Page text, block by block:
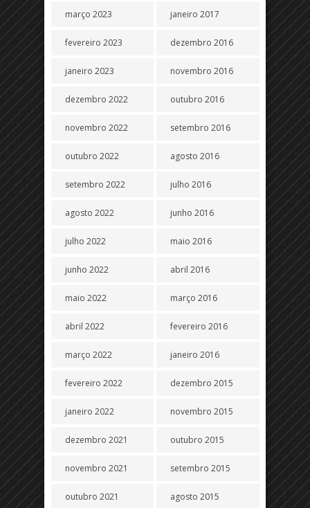
março 2023
fevereiro 2023
janeiro 2023
dezembro 2022
novembro 2022
outubro 2022
setembro 2022
agosto 2022
julho 2022
junho 2022
maio 2022
abril 2022
março 2022
fevereiro 2022
janeiro 2022
dezembro 2021
novembro 2021
outubro 2021
janeiro 2017
dezembro 2016
novembro 2016
outubro 2016
setembro 2016
agosto 2016
julho 2016
junho 2016
maio 2016
abril 2016
março 2016
fevereiro 2016
janeiro 2016
dezembro 2015
novembro 2015
outubro 2015
setembro 2015
agosto 2015